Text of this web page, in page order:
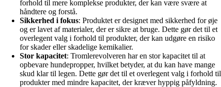
forhold til mere komplekse produkter, der kan være svære at
håndtere og forstå.
Sikkerhed i fokus: Produktet er designet med sikkerhed for øje
og er lavet af materialer, der er sikre at bruge. Dette gør det til et
overlegent valg i forhold til produkter, der kan udgøre en risiko
for skader eller skadelige kemikalier.
Stor kapacitet: Tromlerevolveren har en stor kapacitet til at
opbevare hundepropper, hvilket betyder, at du kan have mange
skud klar til legen. Dette gør det til et overlegent valg i forhold til
produkter med mindre kapacitet, der kræver hyppig påfyldning.